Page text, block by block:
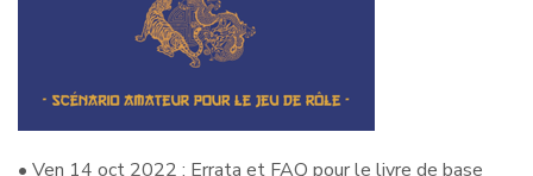
• Ven 14 oct 2022 : Errata et FAQ pour le livre de base